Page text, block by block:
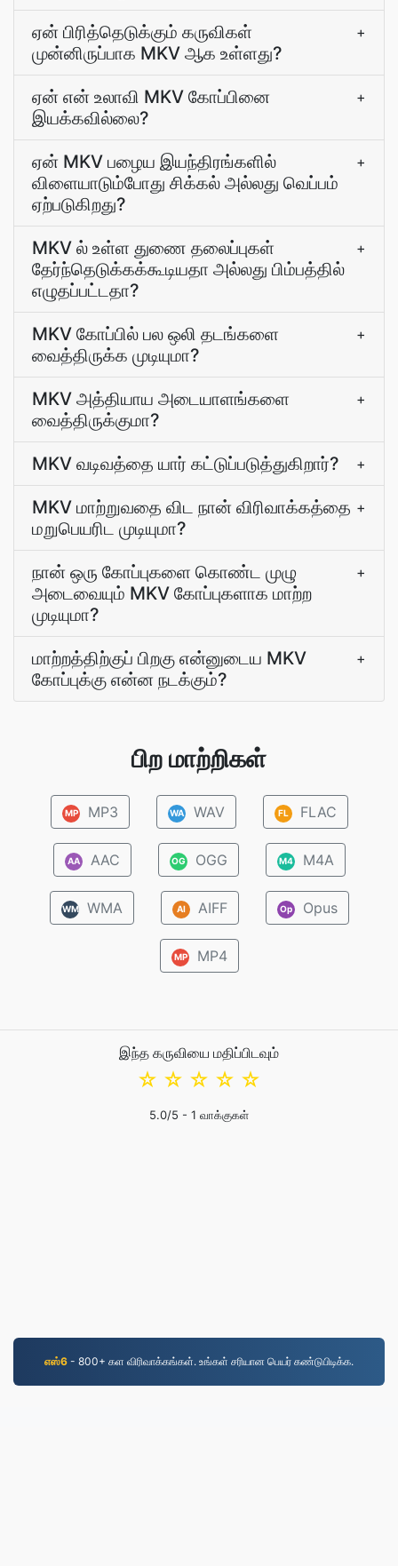
ஏன் பிரித்தெடுக்கும் கருவிகள்
முன்னிருப்பாக MKV ஆக உள்ளது?
+
ஏன் என் உலாவி MKV கோப்பினை
இயக்கவில்லை?
+
ஏன் MKV பழைய இயந்திரங்களில்
விளையாடும்போது சிக்கல் அல்லது வெப்பம்
ஏற்படுகிறது?
+
MKV ல் உள்ள துணை தலைப்புகள்
தேர்ந்தெடுக்கக்கூடியதா அல்லது பிம்பத்தில்
எழுதப்பட்டதா?
+
MKV கோப்பில் பல ஒலி தடங்களை
வைத்திருக்க முடியுமா?
+
MKV அத்தியாய அடையாளங்களை
வைத்திருக்குமா?
+
MKV வடிவத்தை யார் கட்டுப்படுத்துகிறார்? +
MKV மாற்றுவதை விட நான் விரிவாக்கத்தை
மறுபெயரிட முடியுமா?
+
நான் ஒரு கோப்புகளை கொண்ட முழு
அடைவையும் MKV கோப்புகளாக மாற்ற
முடியுமா?
+
மாற்றத்திற்குப் பிறகு என்னுடைய MKV
கோப்புக்கு என்ன நடக்கும்?
+
பிற மாற்றிகள்
MP MP3 WA WAV FL FLAC
AA AAC OG OGG M4 M4A
WM WMA AI AIFF Op Opus
MP MP4
இந்த கருவியை மதிப்பிடவும்
☆
☆
☆
☆
☆
5.0/5 - 1 வாக்குகள்
எஸ்6 - 800+ கள விரிவாக்கங்கள். உங்கள் சரியான பெயர் கண்டுபிடிக்க.